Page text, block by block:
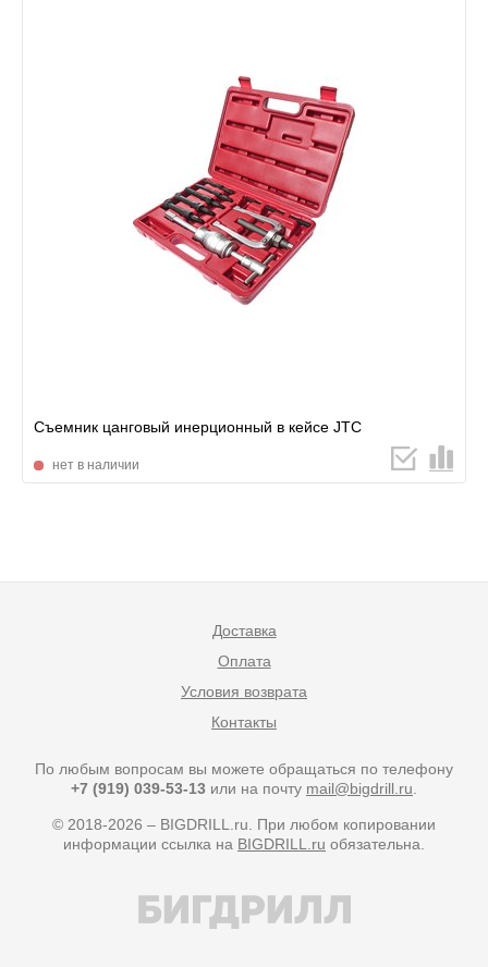
Съемник цанговый инерционный в кейсе JTC
нет в наличии
Доставка
Оплата
Условия возврата
Контакты
По любым вопросам вы можете обращаться по телефону
+7 (919) 039-53-13 или на почту mail@bigdrill.ru
© 2018-2026 – BIGDRILL.ru. При любом копировании
информации ссылка на BIGDRILL.ru обязательна.